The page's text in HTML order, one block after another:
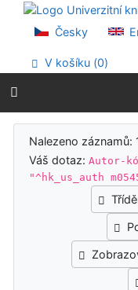
Přejít na obsah
Přejít na menu
Prohlášení o
Česky
V košíku (0)
Výsledky
Nalezeno záznamů:
Váš dotaz:Autor-
"^hk_us_auth